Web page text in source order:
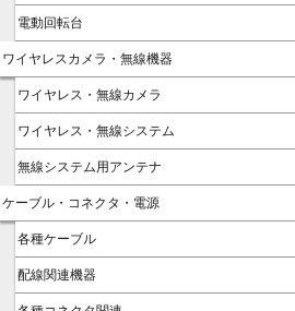
電動回転台
ワイヤレスカメラ・無線機器
ワイヤレス・無線カメラ
ワイヤレス・無線システム
無線システム用アンテナ
ケーブル・コネクタ・電源
各種ケーブル
配線関連機器